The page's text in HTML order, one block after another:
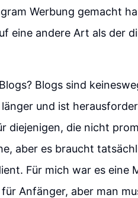
Werbung gemacht
eine andere Art als der
Blogs sind
und ist
diejenigen, die nicht
aber es braucht
Für mich war es eine
Anfänger, aber man